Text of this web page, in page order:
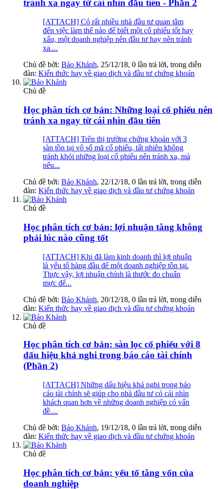
tránh xa ngay từ cái nhìn đầu tiên - Phần 2
[ATTACH] Có rất nhiều nhà đầu tư quan tâm
đến việc làm thế nào để biết một cổ phiếu tốt hay
xấu, một doanh nghiệp nên đầu tư hay nên tránh
xa....
Chủ đề bởi: Bảo Khánh, 25/12/18, 0 lần trả lời, trong diễn
đàn: Kiến thức hay về giao dịch và đầu tư chứng khoán
Chủ đề
Học phân tích cơ bản: Những loại cổ phiếu nên
tránh xa ngay từ cái nhìn đầu tiên
[ATTACH] Trên thị trường chứng khoán với 3
sàn tồn tại vô số mã cổ phiếu, tất nhiên không
tránh khỏi những loại cổ phiếu nên tránh xa, mà
nếu...
Chủ đề bởi: Bảo Khánh, 22/12/18, 0 lần trả lời, trong diễn
đàn: Kiến thức hay về giao dịch và đầu tư chứng khoán
Chủ đề
Học phân tích cơ bản: lợi nhuận tăng không
phải lúc nào cũng tốt
[ATTACH] Khi đã làm kinh doanh thì lợi nhuận
là yếu tố hàng đầu để một doanh nghiệp tồn tại.
Thực vậy, lợi nhuận chính là thước đo chuẩn
mực để...
Chủ đề bởi: Bảo Khánh, 20/12/18, 0 lần trả lời, trong diễn
đàn: Kiến thức hay về giao dịch và đầu tư chứng khoán
Chủ đề
Học phân tích cơ bản: sàn lọc cổ phiếu với 8
dấu hiệu khả nghi trong báo cáo tài chính
(Phần 2)
[ATTACH] Những dấu hiệu khả nghi trong báo
cáo tài chính sẽ giúp cho nhà đầu tư có cái nhìn
khách quan hơn về những doanh nghiệp có vấn
đề....
Chủ đề bởi: Bảo Khánh, 19/12/18, 0 lần trả lời, trong diễn
đàn: Kiến thức hay về giao dịch và đầu tư chứng khoán
Chủ đề
Học phân tích cơ bản: yếu tố tăng vốn của
doanh nghiệp